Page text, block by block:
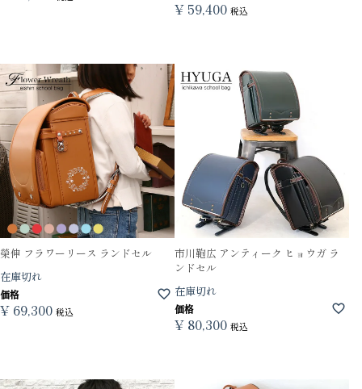
¥ 59,400 税込
榮伸 フラワーリース ランドセル
在庫切れ
価格
¥ 69,300 税込
市川鞄広 アンティーク ヒョウガ ラ
ンドセル
在庫切れ
価格
¥ 80,300 税込